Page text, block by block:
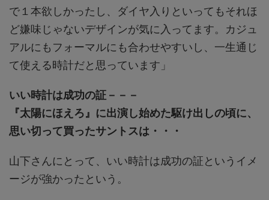
で１本欲しかったし、ダイヤ入りといってもそれほ
ど嫌味じゃないデザインが気に入ってます。カジュ
アルにもフォーマルにも合わせやすいし、一生通じ
て使える時計だと思っています」
いい時計は成功の証－－－
『太陽にほえろ』に出演し始めた駆け出しの頃に、
思い切って買ったサントスは・・・
山下さんにとって、いい時計は成功の証というイメ
ージが強かったという。